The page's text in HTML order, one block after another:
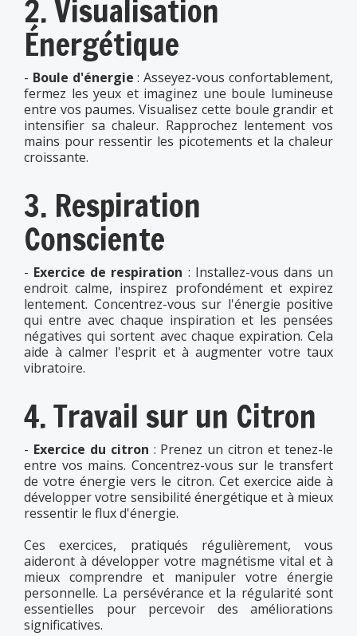
2. Visualisation
Énergétique
- Boule d'énergie : Asseyez-vous confortablement,
fermez les yeux et imaginez une boule lumineuse
entre vos paumes. Visualisez cette boule grandir et
intensifier sa chaleur. Rapprochez lentement vos
mains pour ressentir les picotements et la chaleur
croissante.
3. Respiration
Consciente
- Exercice de respiration : Installez-vous dans un
endroit calme, inspirez profondément et expirez
lentement. Concentrez-vous sur l'énergie positive
qui entre avec chaque inspiration et les pensées
négatives qui sortent avec chaque expiration. Cela
aide à calmer l'esprit et à augmenter votre taux
vibratoire.
4. Travail sur un Citron
- Exercice du citron : Prenez un citron et tenez-le
entre vos mains. Concentrez-vous sur le transfert
de votre énergie vers le citron. Cet exercice aide à
développer votre sensibilité énergétique et à mieux
ressentir le flux d'énergie.
Ces exercices, pratiqués régulièrement, vous
aideront à développer votre magnétisme vital et à
mieux comprendre et manipuler votre énergie
personnelle. La persévérance et la régularité sont
essentielles pour percevoir des améliorations
significatives.